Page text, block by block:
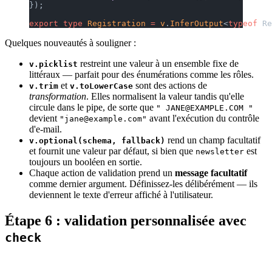
});
export type Registration = v . InferOutput<typeof
Quelques nouveautés à souligner :
v.picklist restreint une valeur à un ensemble fixe de
littéraux — parfait pour des énumérations comme les rôles.
v.trim et v.toLowerCase sont des actions de
transformation. Elles normalisent la valeur tandis qu'elle
circule dans le pipe, de sorte que " JANE@EXAMPLE.COM "
devient "jane@example.com" avant l'exécution du contrôle
d'e-mail.
v.optional(schema, fallback) rend un champ facultatif
et fournit une valeur par défaut, si bien que newsletter est
toujours un booléen en sortie.
Chaque action de validation prend un message facultatif
comme dernier argument. Définissez-les délibérément — ils
deviennent le texte d'erreur affiché à l'utilisateur.
Étape 6 : validation personnalisée avec
check